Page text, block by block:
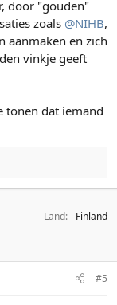
door "gouden"
zoals @NIHB,
aanmaken en zich
vinkje geeft
tonen dat iemand
Land Finland
#5